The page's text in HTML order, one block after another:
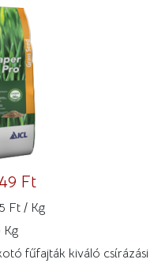
Ft
Ft / Kg
Kg
fűfajták kiváló csírázási